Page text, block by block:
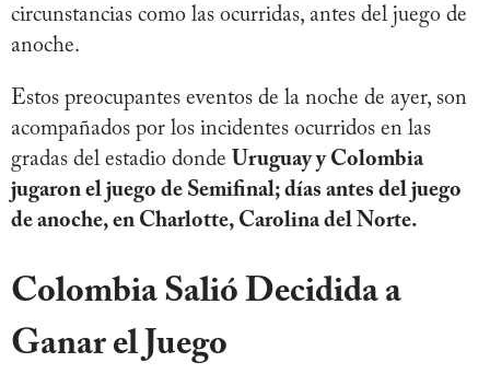
circunstancias como las ocurridas, antes del juego de
anoche.
Estos preocupantes eventos de la noche de ayer, son
acompañados por los incidentes ocurridos en las
gradas del estadio donde Uruguay y Colombia
jugaron el juego de Semifinal; días antes del juego
de anoche, en Charlotte, Carolina del Norte.
Colombia Salió Decidida a
Ganar el Juego